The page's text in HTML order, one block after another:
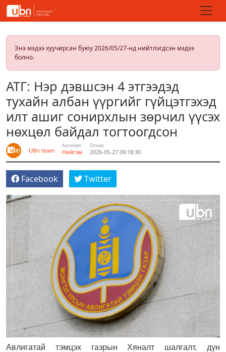
Энэ мэдээ хуучирсан буюу 2026/05/27-нд нийтлэгдсэн мэдээ
болно.
АТГ: Нэр дэвшсэн 4 этгээдэд
тухайн албан үүргийг гүйцэтгэхэд
илт ашиг сонирхлын зөрчил үүсэх
нөхцөл байдал тогтоогдсон
UBn team
Ангилал
Нийгэм
Огноо
2026-05-27 09:18:30
Facebook Twitter
Авлигатай тэмцэх газрын Хяналт шалгалт, дүн